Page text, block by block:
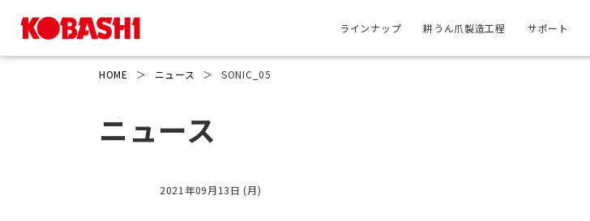
ラインナップ 耕うん爪製造工程 サポート
HOME ＞ ニュース ＞ SONIC_05
ニュース
2021年09月13日 (月)